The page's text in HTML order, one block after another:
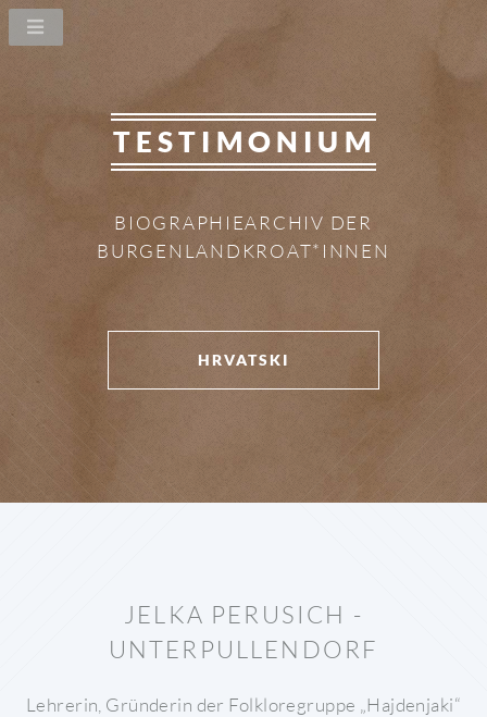
TESTIMONIUM
BIOGRAPHIEARCHIV DER
BURGENLANDKROAT*INNEN
HRVATSKI
JELKA PERUSICH -
UNTERPULLENDORF
Lehrerin, Gründerin der Folkloregruppe „Hajdenjaki“